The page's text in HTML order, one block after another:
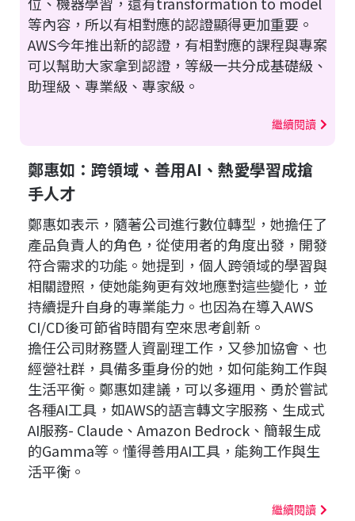
等內容，所以有相對應的認證顯得更加重要。
AWS今年推出新的認證，有相對應的課程與專案
可以幫助大家拿到認證，等級一共分成基礎級、
助理級、專業級、專家級。
繼續閱讀
鄭惠如：跨領域、善用AI、熱愛學習成搶
手人才
鄭惠如表示，隨著公司進行數位轉型，她擔任了
產品負責人的角色，從使用者的角度出發，開發
符合需求的功能。她提到，個人跨領域的學習與
相關證照，使她能夠更有效地應對這些變化，並
持續提升自身的專業能力。也因為在導入AWS
CI/CD後可節省時間有空來思考創新。
擔任公司財務暨人資副理工作，又參加協會、也
經營社群，具備多重身份的她，如何能夠工作與
生活平衡。鄭惠如建議，可以多運用、勇於嘗試
各種AI工具，如AWS的語言轉文字服務、生成式
AI服務- Claude、Amazon Bedrock、簡報生成
的Gamma等。懂得善用AI工具，能夠工作與生
活平衡。
繼續閱讀